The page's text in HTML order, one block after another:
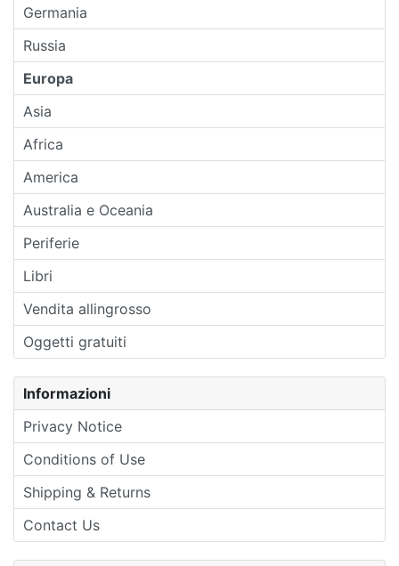
Germania
Russia
Europa
Asia
Africa
America
Australia e Oceania
Periferie
Libri
Vendita allingrosso
Oggetti gratuiti
Informazioni
Privacy Notice
Conditions of Use
Shipping & Returns
Contact Us